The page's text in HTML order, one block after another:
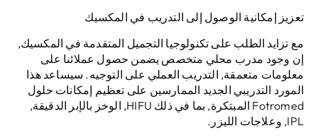
تعزيز إمكانية الوصول إلى التدريب في المكسيك
مع تزايد الطلب على تكنولوجيا التجميل المتقدمة في المكسيك,
إن وجود مدرب محلي متخصص يضمن حصول عملائنا على
معلومات متعمقة, التدريب العملي على التوجيه. سيساعد هذا
المورد التدريبي الجديد الممارسين على تعظيم إمكانات حلول
Fotromed المبتكرة, بما في ذلك HIFU, الوخز بالإبر الدقيقة,
IPL, وعلاجات الليزر.